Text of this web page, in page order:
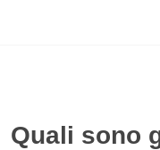
Quali sono